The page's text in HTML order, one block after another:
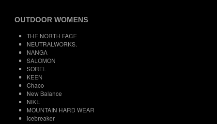
OUTDOOR WOMENS
THE NORTH FACE
NEUTRALWORKS.
NANGA
SALOMON
SOREL
KEEN
Chaco
New Balance
NIKE
MOUNTAIN HARD WEAR
icebreaker